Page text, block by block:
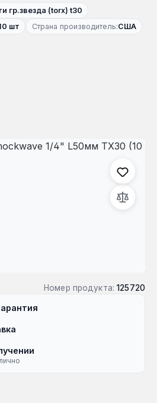
гр.звезда (torx) t30
шт Страна производитель:США
изображений
Номер продукта: 125720